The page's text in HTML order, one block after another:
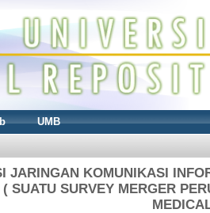
UMB
JARINGAN KOMUNIKASI
SUATU SURVEY MERGER